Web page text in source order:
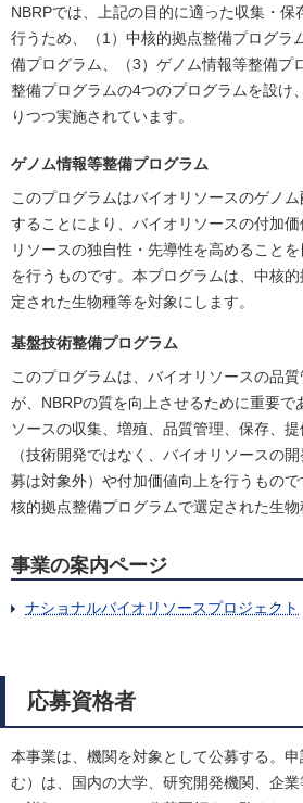
NBRPでは、上記の目的に適った収集・保
行うため、（1）中核的拠点整備プログラ
備プログラム、（3）ゲノム情報等整備プ
整備プログラムの4つのプログラムを設け
りつつ実施されています。
ゲノム情報等整備プログラム
このプログラムはバイオリソースのゲノ
することにより、バイオリソースの付加
リソースの独自性・先導性を高めること
を行うものです。本プログラムは、中核
定された生物種等を対象にします。
基盤技術整備プログラム
このプログラムは、バイオリソースの品
が、NBRPの質を向上させるために重要で
ソースの収集、増殖、品質管理、保存、
（技術開発ではなく、バイオリソースの
募は対象外）や付加価値向上を行うもの
核的拠点整備プログラムで選定された生物
事業の案内ページ
ナショナルバイオリソースプロジェクト
応募資格者
本事業は、機関を対象として公募する。
む）は、国内の大学、研究開発機関、企業